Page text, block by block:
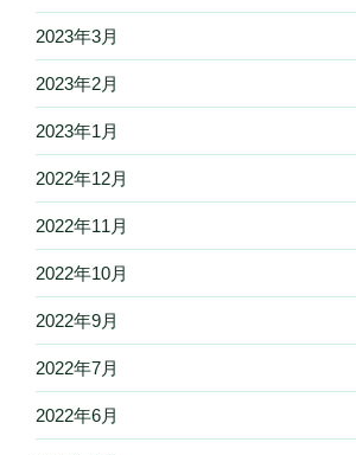
2023年3月
2023年2月
2023年1月
2022年12月
2022年11月
2022年10月
2022年9月
2022年7月
2022年6月